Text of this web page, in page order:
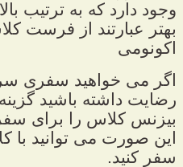
وجود دارد که به ترتیب
بهتر عبارتند از فرست
اکونومی
اگر می خواهید سفری
رضایت داشته باشید
بیزنس کلاس را برای سفر
این صورت می توانید با
سفر کنید.